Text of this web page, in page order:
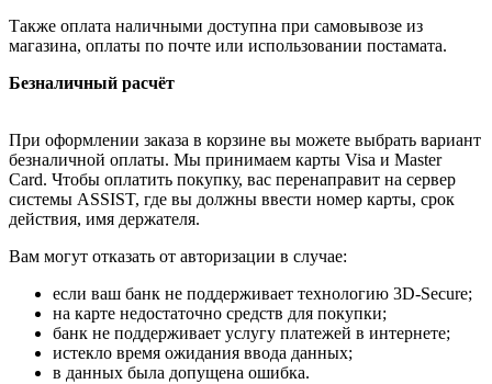
Также оплата наличными доступна при самовывозе из
магазина, оплаты по почте или использовании постамата.
Безналичный расчёт
При оформлении заказа в корзине вы можете выбрать вариант
безналичной оплаты. Мы принимаем карты Visa и Master
Card. Чтобы оплатить покупку, вас перенаправит на сервер
системы ASSIST, где вы должны ввести номер карты, срок
действия, имя держателя.
Вам могут отказать от авторизации в случае:
если ваш банк не поддерживает технологию 3D-Secure;
на карте недостаточно средств для покупки;
банк не поддерживает услугу платежей в интернете;
истекло время ожидания ввода данных;
в данных была допущена ошибка.